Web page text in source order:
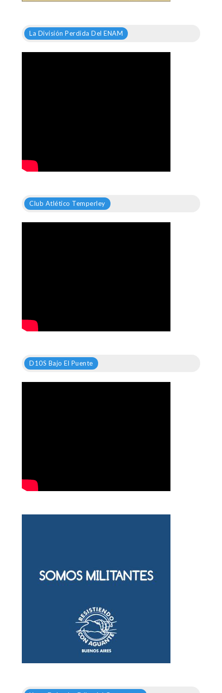
La División Perdida Del ENAM
Club Atlético Temperley
D10S Bajo El Puente